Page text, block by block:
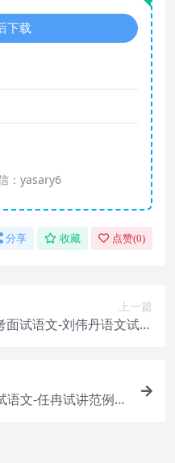
下载
：yasary6
分享 收藏 点赞(0)
上一篇
试语文-刘伟丹语文试讲
语文-任冉试讲范例